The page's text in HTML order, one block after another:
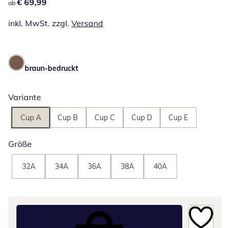
ab
inkl. MwSt. zzgl. Versand
braun-bedruckt
Variante
Cup A Cup B Cup C Cup D Cup E
Größe
32A 34A 36A 38A 40A